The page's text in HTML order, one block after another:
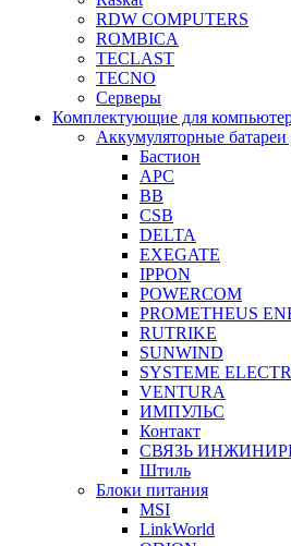
RDW COMPUTERS
ROMBICA
TECLAST
TECNO
Серверы
Комплектующие для
Аккумуляторные
Бастион
APC
BB
CSB
DELTA
EXEGATE
IPPON
POWERCOM
PROMETHEUS
RUTRIKE
SUNWIND
SYSTEME
VENTURA
ИМПУЛЬС
Контакт
СВЯЗЬ
Штиль
Блоки питания
MSI
LinkWorld